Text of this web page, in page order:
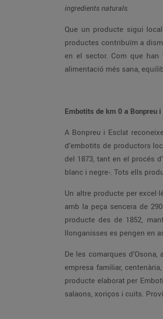
ingredients naturals.
Que un producte sigui
productes contribuïm a
en el sector. Com que
alimentació més sana,
Embotits de km 0 a Bonpreu
A Bonpreu i Esclat
d’embotits de productors
del 1873, tant en el procés
blanc i negre-. Tots ells
Un altre producte per
amb la peça sencera de
producte des de 1852,
llonganisses es pengen en
De les comarques
empresa familiar,
producte elaborat per
salaons, xoriços i cuits.